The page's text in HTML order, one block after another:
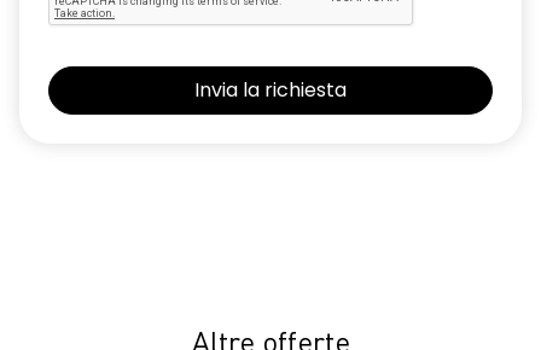
emergency lane keep assist assistenza d'emergenza al
freno di stazionamento elettrico con funzione autohold